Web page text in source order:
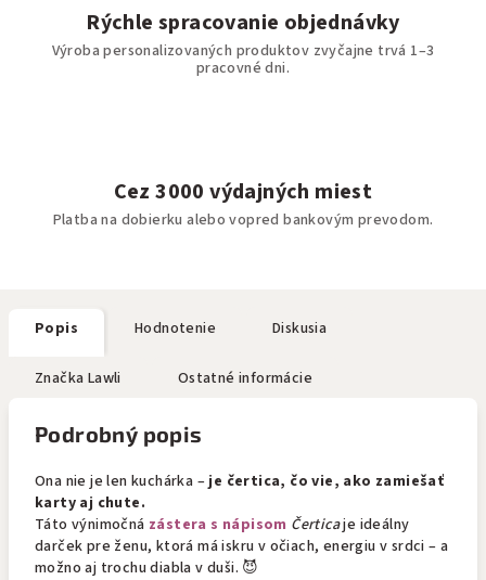
Rýchle spracovanie objednávky
Výroba personalizovaných produktov zvyčajne trvá 1–3
pracovné dni.
Cez 3000 výdajných miest
Platba na dobierku alebo vopred bankovým prevodom.
Popis Hodnotenie Diskusia
Značka Lawli Ostatné informácie
Podrobný popis
Ona nie je len kuchárka –je čertica, čo vie, ako zamiešať
karty aj chute.
Táto výnimočná zástera s nápisom Čerticaje ideálny
darček pre ženu, ktorá má iskru v očiach, energiu v srdci – a
možno aj trochu diabla v duši. 😈